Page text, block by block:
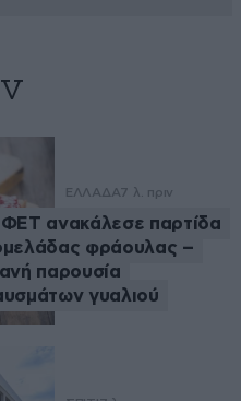
ΕΛΛΑΔΑ7 λ. πριν
ανακάλεσε παρτίδα
φράουλας –
παρουσία
γυαλιού